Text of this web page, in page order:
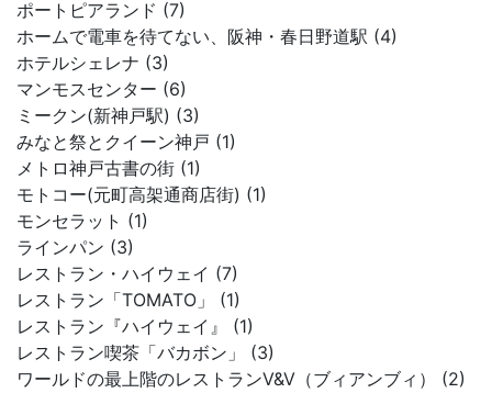
ポートピアランド (7)
ホームで電車を待てない、阪神・春日野道駅 (4)
ホテルシェレナ (3)
マンモスセンター (6)
ミークン(新神戸駅) (3)
みなと祭とクイーン神戸 (1)
メトロ神戸古書の街 (1)
モトコー(元町高架通商店街) (1)
モンセラット (1)
ラインパン (3)
レストラン・ハイウェイ (7)
レストラン「TOMATO」 (1)
レストラン『ハイウェイ』 (1)
レストラン喫茶「バカボン」 (3)
ワールドの最上階のレストランV&V（ブィアンブィ） (2)